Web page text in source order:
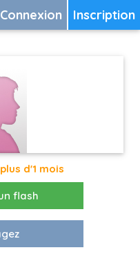
Inscription
Connexion
d'1 mois
flash